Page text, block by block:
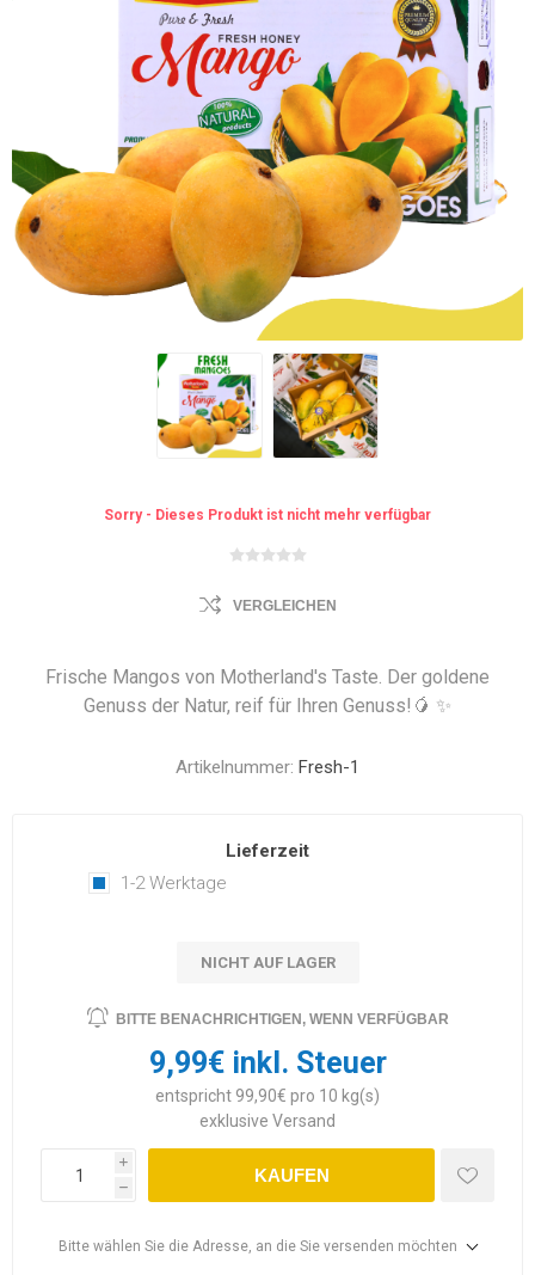
Sorry - Dieses Produkt ist nicht mehr verfügbar
VERGLEICHEN
Frische Mangos von Motherland's Taste. Der goldene
Genuss der Natur, reif für Ihren Genuss!🥭 ✨
Artikelnummer: Fresh-1
Lieferzeit
1-2 Werktage
NICHT AUF LAGER
BITTE BENACHRICHTIGEN, WENN VERFÜGBAR
9,99€ inkl. Steuer
entspricht 99,90€ pro 10 kg(s)
exklusive Versand
i
h
KAUFEN
Bitte wählen Sie die Adresse, an die Sie versenden möchten